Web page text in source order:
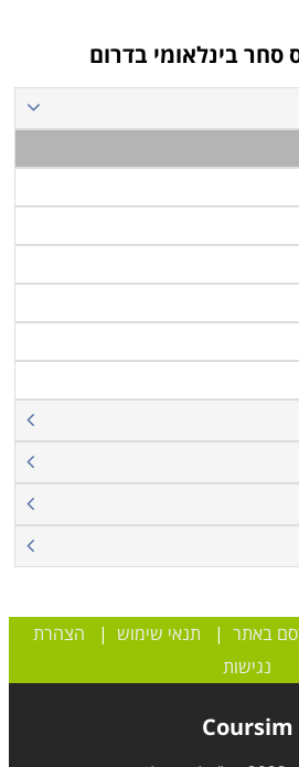
סחר בינלאומי בדרום
באתר | תנאי שימוש | הצהרת
נגישות
Coursim